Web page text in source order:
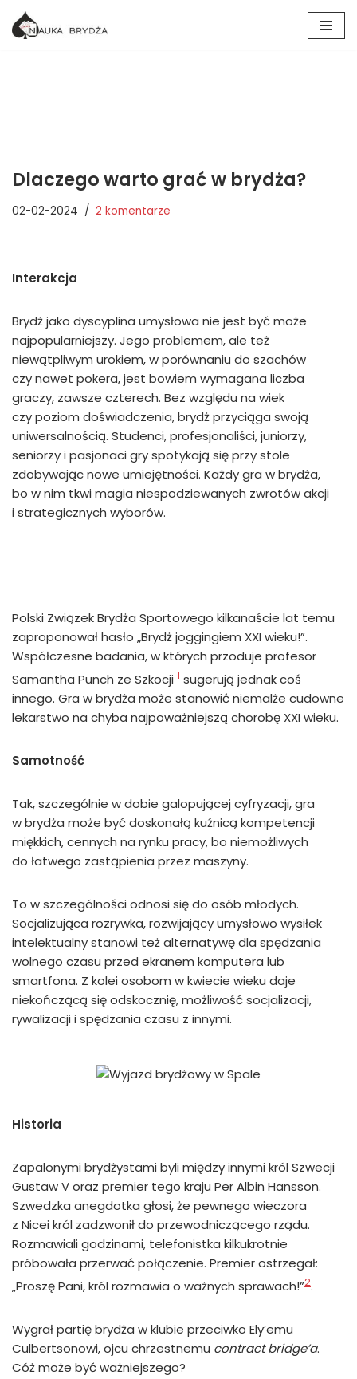
Przejdź
Dlaczego warto grać w brydża?
02-02-2024 2 komentarze
Interakcja
Brydż jako dyscyplina umysłowa nie jest być może
najpopularniejszy. Jego problemem, ale też
niewątpliwym urokiem, w porównaniu do szachów
czy nawet pokera, jest bowiem wymagana liczba
graczy, zawsze czterech. Bez względu na wiek
czy poziom doświadczenia, brydż przyciąga swoją
uniwersalnością. Studenci, profesjonaliści, juniorzy,
seniorzy i pasjonaci gry spotykają się przy stole
zdobywając nowe umiejętności. Każdy gra w brydża,
bo w nim tkwi magia niespodziewanych zwrotów akcji
i strategicznych wyborów.
Polski Związek Brydża Sportowego kilkanaście lat temu
zaproponował hasło „Brydż joggingiem XXI wieku!”.
Współczesne badania, w których przoduje profesor
Samantha Punch ze Szkocji 1 sugerują jednak coś
innego. Gra w brydża może stanowić niemalże cudowne
lekarstwo na chyba najpoważniejszą chorobę XXI wieku.
Samotność
Tak, szczególnie w dobie galopującej cyfryzacji, gra
w brydża może być doskonałą kuźnicą kompetencji
miękkich, cennych na rynku pracy, bo niemożliwych
do łatwego zastąpienia przez maszyny.
To w szczególności odnosi się do osób młodych.
Socjalizująca rozrywka, rozwijający umysłowo wysiłek
intelektualny stanowi też alternatywę dla spędzania
wolnego czasu przed ekranem komputera lub
smartfona. Z kolei osobom w kwiecie wieku daje
niekończącą się odskocznię, możliwość socjalizacji,
rywalizacji i spędzania czasu z innymi.
Historia
Zapalonymi brydżystami byli między innymi król Szwecji
Gustaw V oraz premier tego kraju Per Albin Hansson.
Szwedzka anegdotka głosi, że pewnego wieczora
z Nicei król zadzwonił do przewodniczącego rządu.
Rozmawiali godzinami, telefonistka kilkukrotnie
próbowała przerwać połączenie. Premier ostrzegał:
„Proszę Pani, król rozmawia o ważnych sprawach!”2.
Wygrał partię brydża w klubie przeciwko Ely’emu
Culbertsonowi, ojcu chrzestnemu contract bridge’a.
Cóż może być ważniejszego?